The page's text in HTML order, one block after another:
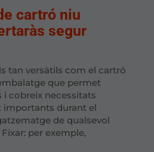
cartró niu
segur
tan versàtils com el cartró
que permet
cobreix necessitats
importants durant el
de qualsevol
per exemple,